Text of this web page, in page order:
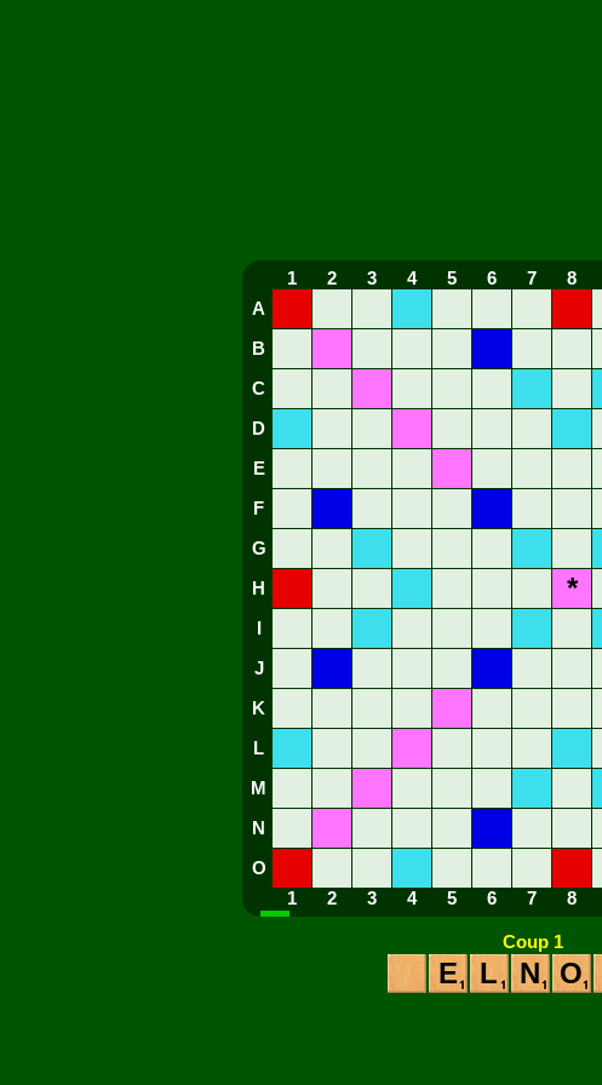
1 2 3 4 5 6 7 8
A
B
C
D
E
F
G
H *
J
K
L
M
N
O
1
2 3 4 5 6 7 8
Coup 1
E L N O